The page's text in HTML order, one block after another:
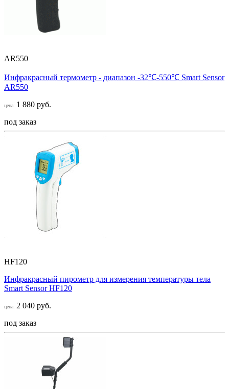
AR550
Инфракрасный термометр - диапазон -32℃-550℃ Smart Sensor
AR550
цена: 1 880 руб.
под заказ
HF120
Инфракрасный пирометр для измерения температуры тела
Smart Sensor НF120
цена: 2 040 руб.
под заказ